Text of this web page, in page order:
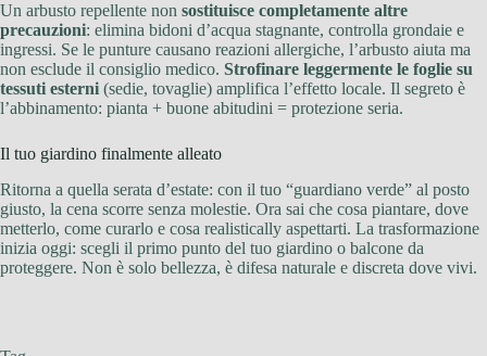
Un arbusto repellente non sostituisce completamente altre
precauzioni: elimina bidoni d’acqua stagnante, controlla grondaie e
ingressi. Se le punture causano reazioni allergiche, l’arbusto aiuta ma
non esclude il consiglio medico. Strofinare leggermente le foglie su
tessuti esterni (sedie, tovaglie) amplifica l’effetto locale. Il segreto è
l’abbinamento: pianta + buone abitudini = protezione seria.
Il tuo giardino finalmente alleato
Ritorna a quella serata d’estate: con il tuo “guardiano verde” al posto
giusto, la cena scorre senza molestie. Ora sai che cosa piantare, dove
metterlo, come curarlo e cosa realistically aspettarti. La trasformazione
inizia oggi: scegli il primo punto del tuo giardino o balcone da
proteggere. Non è solo bellezza, è difesa naturale e discreta dove vivi.